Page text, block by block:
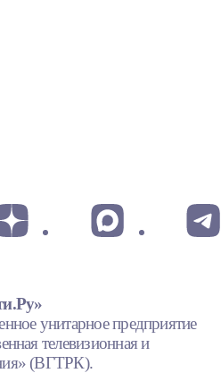
унитарное предприятие
телевизионная и
(ВГТРК).